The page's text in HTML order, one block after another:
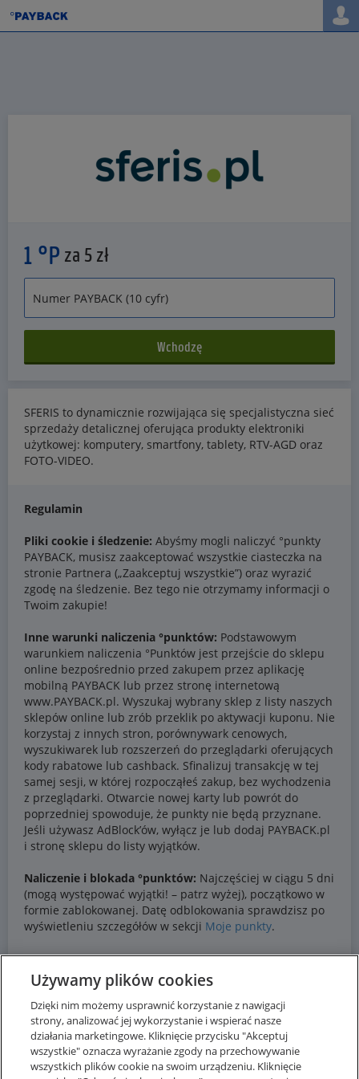
1 °P za 5 zł
Używamy plików cookies
Dzięki nim możemy usprawnić korzystanie z nawigacji
strony, analizować jej wykorzystanie i wspierać nasze
działania marketingowe. Kliknięcie przycisku "Akceptuj
wszystkie" oznacza wyrażanie zgody na przechowywanie
wszystkich plików cookie na swoim urządzeniu. Kliknięcie